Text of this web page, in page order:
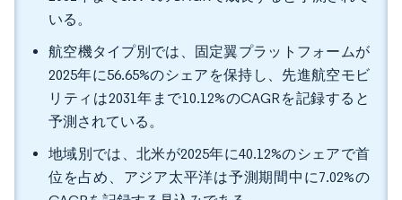
いる。
航空機タイプ別では、固定翼プラットフォームが
2025年に56.65%のシェアを保持し、先進航空モビ
リティは2031年まで10.12%のCAGRを記録すると
予測されている。
地域別では、北米が2025年に40.12%のシェアで首
位を占め、アジア太平洋は予測期間中に7.02%の